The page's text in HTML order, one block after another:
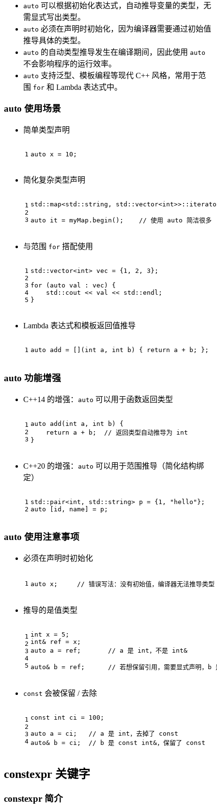
auto 可以根据初始化表达式，自动推导变量的类型，无
需显式写出类型。
auto 必须在声明时初始化，因为编译器需要通过初始值
推导具体的类型。
auto 的自动类型推导发生在编译期间，因此使用 auto
不会影响程序的运行效率。
auto 支持泛型、模板编程等现代 C++ 风格，常用于范
围 for 和 Lambda 表达式中。
auto 使用场景
简单类型声明
1 auto x = 10 ;
简化复杂类型声明
1
2
3
std::map<std::string, std::vector<int
auto it = myMap. begin (); // 使用 auto 简洁很多
与范围 for 搭配使用
1
2
3
4
5
std::vector<int> vec = { 1 , 2 , 3 };
for ( auto val : vec) {
    std::cout << val << std::endl;
}
Lambda 表达式和模板返回值推导
1 auto add = []( int a, int b) { return a + b; };
auto 功能增强
C++14 的增强： auto 可以用于函数返回类型
1
2
3
auto add ( int a, int b)
{
return a + b;
// 返回类型自动推导为 int
}
C++20 的增强： auto 可以用于范围推导（简化结构绑
定）
1
2
std::pair<int , std::string> p = {1 , "hello" };
auto [id, name] = p;
auto 使用注意事项
必须在声明时初始化
1 auto x; // 错误写法：没有初始值，编译器无法推导类型
推导的是值类型
1
2
3
4
5
int x = 5 ;
int& ref = x;
auto a = ref; // a 是 int，不是 int&
auto& b = ref; // 若想保留引用，需要显式声明，
const 会被保留 / 去除
1
2
3
4
const int ci = 100 ;
auto a = ci; // a 是 int，去掉了 const
auto& b = ci; // b 是 const int&，保留了 const
constexpr 关键字
constexpr 简介